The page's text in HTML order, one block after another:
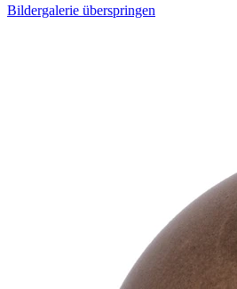
Bildergalerie überspringen